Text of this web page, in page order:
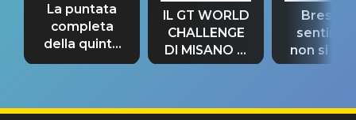
La puntata
completa
della quinta
tappa
IL GT WORLD
CHALLENGE
DI MISANO si
riconferma
Bresh:
non si
fino alla